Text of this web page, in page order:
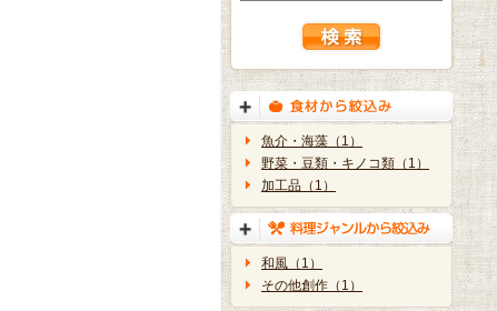
魚介・海藻（1）
野菜・豆類・キノコ類（1）
加工品（1）
和風（1）
その他創作（1）